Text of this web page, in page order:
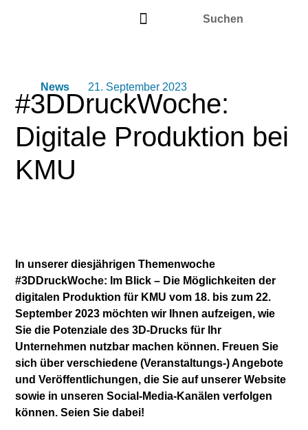
News 21. September 2023
#3DDruckWoche:
Digitale Produktion bei
KMU
In unserer diesjährigen Themenwoche
#3DDruckWoche: Im Blick – Die Möglichkeiten der
digitalen Produktion für KMU vom 18. bis zum 22.
September 2023 möchten wir Ihnen aufzeigen, wie
Sie die Potenziale des 3D-Drucks für Ihr
Unternehmen nutzbar machen können. Freuen Sie
sich über verschiedene (Veranstaltungs-) Angebote
und Veröffentlichungen, die Sie auf unserer Website
sowie in unseren Social-Media-Kanälen verfolgen
können. Seien Sie dabei!